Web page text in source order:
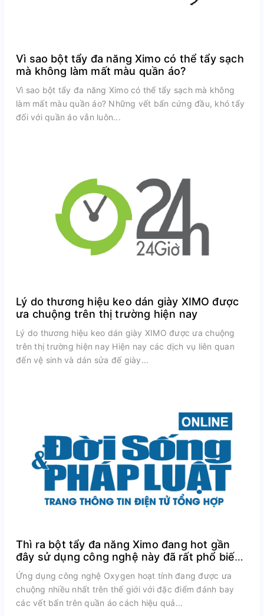
Vì sao bột tẩy đa năng Ximo có thể tẩy sạch
mà không làm mất màu quần áo?
Vì sao bột tẩy đa năng Ximo có thể tẩy sạch mà không
làm mất màu quần áo? Những vết bẩn cứng đầu, khó tẩy
đối với quần áo vẫn luôn...
Lý do thương hiệu keo dán giày XIMO được
ưa chuộng trên thị trường hiện nay
Lý do thương hiệu keo dán giày XIMO được ưa chuộng
trên thị trường hiện nay Hiện nay các dịch vụ liên quan
đến vệ sinh và dán sửa đế giày...
Thì ra bột tẩy đa năng Ximo đang hot gần
đây sử dụng công nghệ này đã rất phổ biến
trên thế giới
Ứng dụng công nghệ Oxygen hoạt tính đang được ưa
chuộng nhiều nhất trên thế giới với đặc điểm đánh bay
các vết bẩn trên quần áo cách hiệu quả...